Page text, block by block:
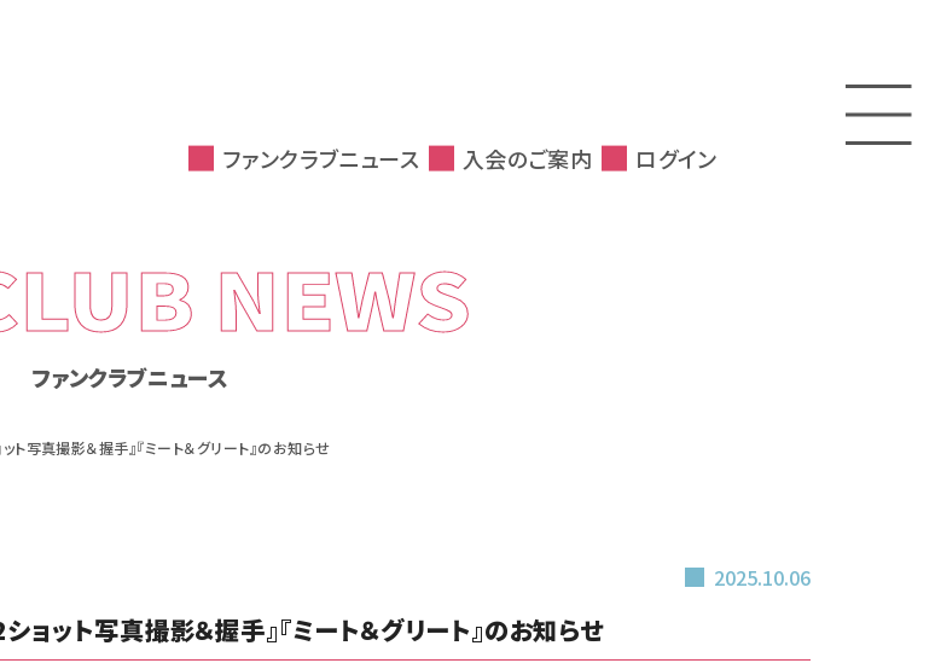
ファンクラブニュース 入会のご案内 ログイン
NEWS
ファンクラブニュース
写真撮影＆握手』『ミート＆グリート』のお知らせ
2025.10.06
ット写真撮影＆握手』『ミート＆グリート』のお知らせ